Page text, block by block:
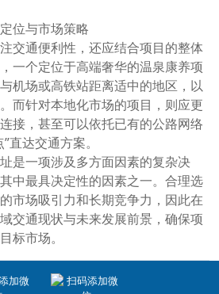
位与市场策略
交通便利性，还应结合项目的整体
一个定位于高端奢华的温泉康养项
机场或高铁站距离适中的地区，以
而针对本地化市场的项目，则应更
接，甚至可以依托已有的公路网络
直达交通方案。
是一项涉及多方面因素的复杂决
中最具决定性的因素之一。合理选
市场吸引力和长期竞争力，因此在
交通现状与未来发展前景，确保项
标市场。